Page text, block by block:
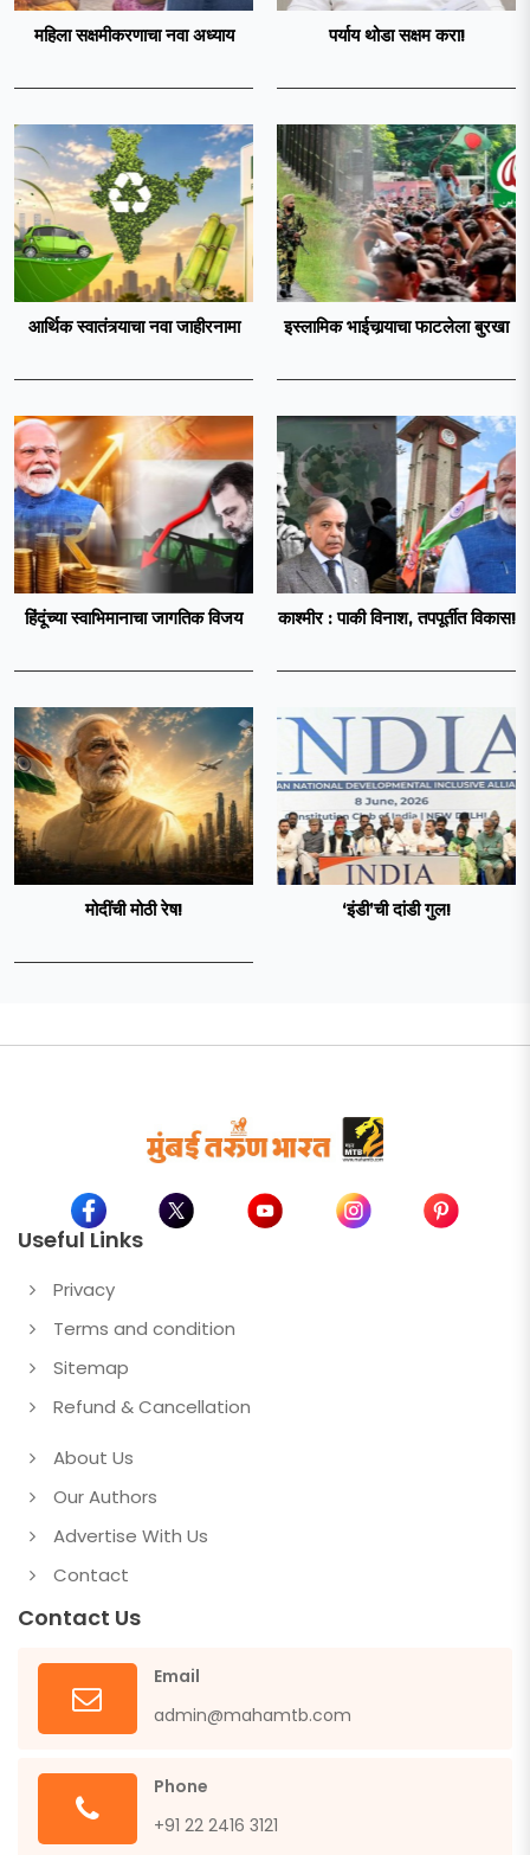
महिला सक्षमीकरणाचा नवा अध्याय पर्याय थोडा सक्षम करा!
आर्थिक स्वातंत्र्याचा नवा जाहीरनामा इस्लामिक भाईचार्‍याचा फाटलेला बुरखा
हिंदूंच्या स्वाभिमानाचा जागतिक विजय काश्मीर : पाकी विनाश, तपपूर्तीत विकास!
मोदींची मोठी रेष! ‘इंडी‌’ची दांडी गुल!
Useful Links
Privacy
Terms and condition
Sitemap
Refund & Cancellation
About Us
Our Authors
Advertise With Us
Contact
Contact Us
Email
admin@mahamtb.com
Phone
+91 22 2416 3121